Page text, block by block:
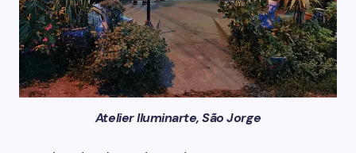
Atelier Iluminarte, São Jorge